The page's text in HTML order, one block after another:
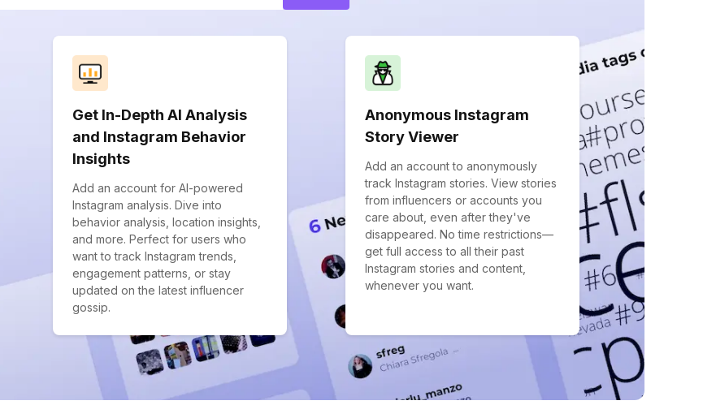
Get In-Depth AI Analysis
and Instagram Behavior
Insights
Add an account for AI-powered
Instagram analysis. Dive into
behavior analysis, location insights,
and more. Perfect for users who
want to track Instagram trends,
engagement patterns, or stay
updated on the latest influencer
gossip.
Anonymous Instagram
Story Viewer
Add an account to anonymously
track Instagram stories. View stories
from influencers or accounts you
care about, even after they've
disappeared. No time restrictions—
get full access to all their past
Instagram stories and content,
whenever you want.